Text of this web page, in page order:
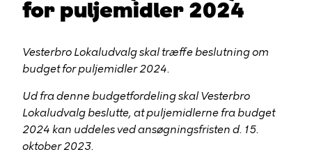
for puljemidler 2024
Vesterbro Lokaludvalg skal træffe beslutning om
budget for puljemidler 2024.
Ud fra denne budgetfordeling skal Vesterbro
Lokaludvalg beslutte, at puljemidlerne fra budget
2024 kan uddeles ved ansøgningsfristen d. 15.
oktober 2023.